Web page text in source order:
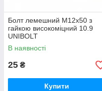
Болт лемешний М12х50 з
гайкою високоміцний 10.9
UNIBOLT
В наявності
25 ₴
Купити